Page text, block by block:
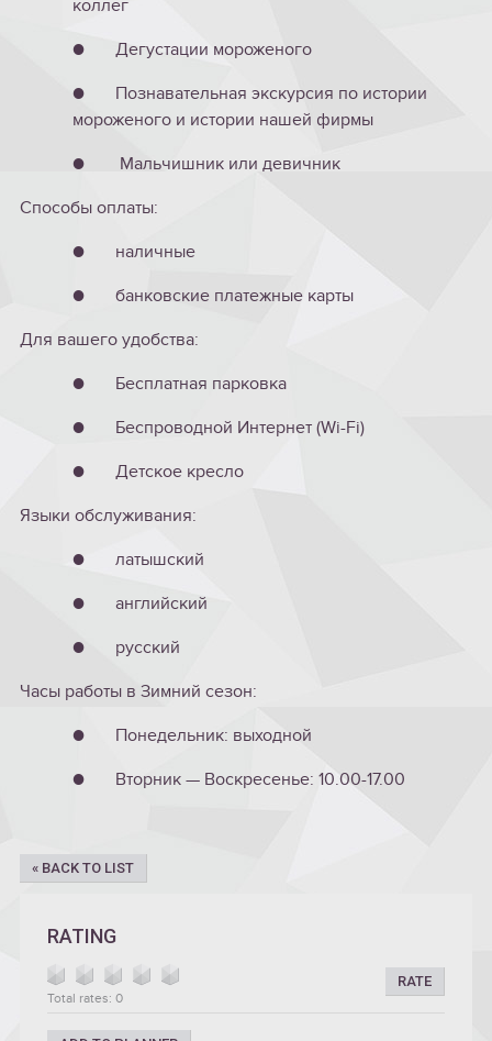
коллег
● Дегустации мороженого
● Познавательная экскурсия по истории
мороженого и истории нашей фирмы
● Мальчишник или девичник
Способы оплаты:
● наличные
● банковские платежные карты
Для вашего удобства:
● Бесплатная парковка
● Беспроводной Интернет (Wi-Fi)
● Детское кресло
Языки обслуживания:
● латышский
● английский
● русский
Часы работы в Зимний сезон:
● Понедельник: выходной
● Вторник — Воскресенье: 10.00-17.00
« BACK TO LIST
RATING
RATE
Total rates: 0